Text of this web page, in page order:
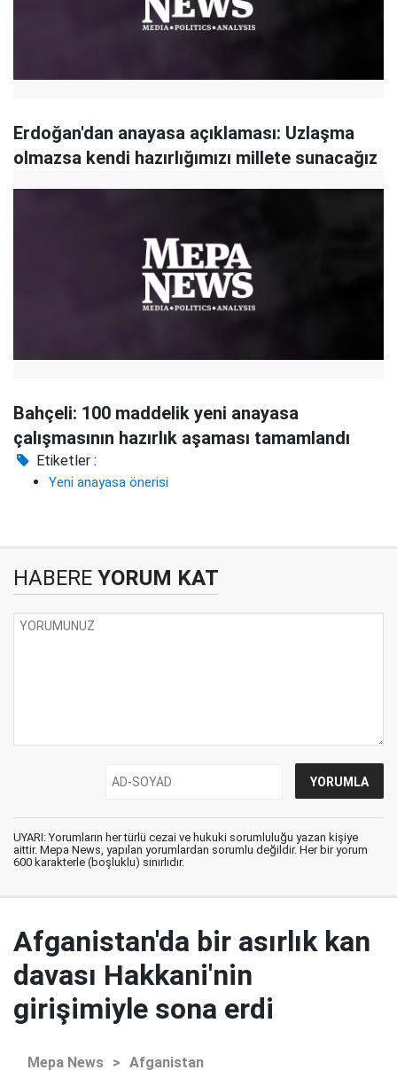
Erdoğan'dan anayasa açıklaması: Uzlaşma
olmazsa kendi hazırlığımızı millete sunacağız
Bahçeli: 100 maddelik yeni anayasa
çalışmasının hazırlık aşaması tamamlandı
Etiketler :
Yeni anayasa önerisi
HABERE YORUM KAT
UYARI: Yorumların her türlü cezai ve hukuki sorumluluğu yazan kişiye
aittir. Mepa News, yapılan yorumlardan sorumlu değildir. Her bir yorum
600 karakterle (boşluklu) sınırlıdır.
Afganistan'da bir asırlık kan
davası Hakkani'nin
girişimiyle sona erdi
Mepa News > Afganistan